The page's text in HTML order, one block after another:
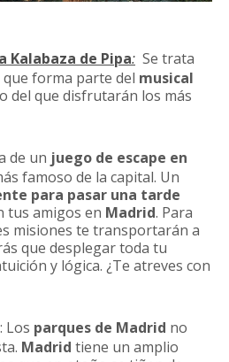
Kalabaza de Pipa: Se trata
que forma parte del musical
del que disfrutarán los más
de un juego de escape en
famoso de la capital. Un
para pasar una tarde
tus amigos en Madrid. Para
misiones te transportarán a
que desplegar toda tu
y lógica. ¿Te atreves con
: Los parques de Madrid no
Madrid tiene un amplio